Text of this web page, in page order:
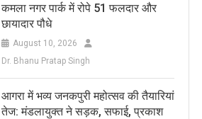
कमला नगर पार्क में रोपे 51 फलदार और
छायादार पौधे
August 10, 2026
Dr. Bhanu Pratap Singh
आगरा में भव्य जनकपुरी महोत्सव की तैयारियां
तेज: मंडलायुक्त ने सड़क, सफाई, प्रकाश